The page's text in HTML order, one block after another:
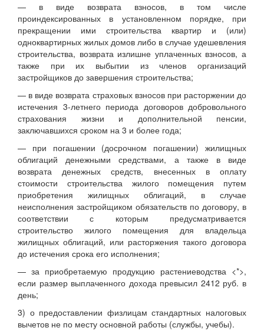
— в виде возврата взносов, в том числе
проиндексированных в установленном порядке, при
прекращении ими строительства квартир и (или)
одноквартирных жилых домов либо в случае удешевления
строительства, возврата излишне уплаченных взносов, а
также при их выбытии из членов организаций
застройщиков до завершения строительства;
— в виде возврата страховых взносов при расторжении до
истечения 3-летнего периода договоров добровольного
страхования жизни и дополнительной пенсии,
заключавшихся сроком на 3 и более года;
— при погашении (досрочном погашении) жилищных
облигаций денежными средствами, а также в виде
возврата денежных средств, внесенных в оплату
стоимости строительства жилого помещения путем
приобретения жилищных облигаций, в случае
неисполнения застройщиком обязательств по договору, в
соответствии с которым предусматривается
строительство жилого помещения для владельца
жилищных облигаций, или расторжения такого договора
до истечения срока его исполнения;
— за приобретаемую продукцию растениеводства <*>,
если размер выплаченного дохода превысил 2412 руб. в
день;
3) о предоставлении физлицам стандартных налоговых
вычетов не по месту основной работы (службы, учебы).